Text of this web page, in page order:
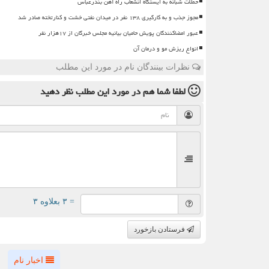
مجوز جذب و به کارگیری ۱۳۸ نفر در میدان نفتی خشت و کنارتخته صادر شد
عبور امضاکنندگان پویش حامیان بیانیه مجلس خبرگان از ۱۷هزار نفر
انواع ریزش مو و درمان آن
نظرات بینندگان نام در مورد این مطلب
لطفا شما همدر مورد این مطلبنظر دهید
= ۳ بعلاوه ۳
فرستادن بازخورد
اخبار نام